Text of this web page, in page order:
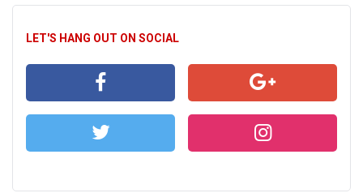
LET'S HANG OUT ON SOCIAL